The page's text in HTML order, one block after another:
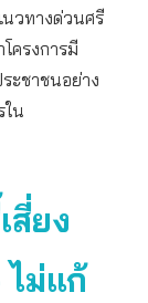
นวทางด่วนศรี
ครงการมี
ะชาชนอย่าง
ใน
สี่ยง
ม่แก้